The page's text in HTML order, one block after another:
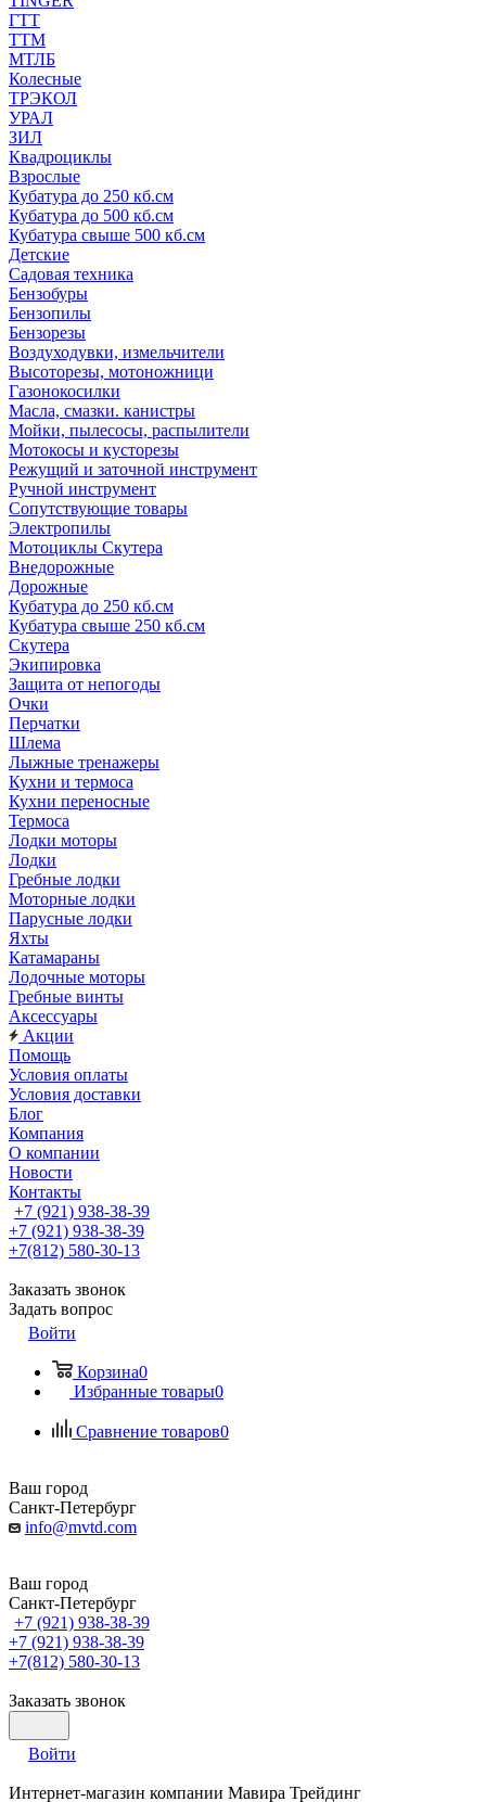
ГТТ
ТТМ
МТЛБ
Колесные
ТРЭКОЛ
УРАЛ
ЗИЛ
Квадроциклы
Взрослые
Кубатура до 250 кб.см
Кубатура до 500 кб.см
Кубатура свыше 500 кб.см
Детские
Садовая техника
Бензобуры
Бензопилы
Бензорезы
Воздуходувки, измельчители
Высоторезы, мотоножници
Газонокосилки
Масла, смазки. канистры
Мойки, пылесосы, распылители
Мотокосы и кусторезы
Режущий и заточной инструмент
Ручной инструмент
Сопутствующие товары
Электропилы
Мотоциклы Скутера
Внедорожные
Дорожные
Кубатура до 250 кб.см
Кубатура свыше 250 кб.см
Скутера
Экипировка
Защита от непогоды
Очки
Перчатки
Шлема
Лыжные тренажеры
Кухни и термоса
Кухни переносные
Термоса
Лодки моторы
Лодки
Гребные лодки
Моторные лодки
Парусные лодки
Яхты
Катамараны
Лодочные моторы
Гребные винты
Аксессуары
Акции
Помощь
Условия оплаты
Условия доставки
Блог
Компания
О компании
Новости
Контакты
+7 (921) 938-38-39
+7 (921) 938-38-39
+7(812) 580-30-13
Заказать звонок
Задать вопрос
Войти
Корзина0
Избранные товары0
Сравнение товаров0
Ваш город
Санкт-Петербург
info@mvtd.com
Ваш город
Санкт-Петербург
+7 (921) 938-38-39
+7 (921) 938-38-39
+7(812) 580-30-13
Заказать звонок
Войти
Интернет-магазин компании Мавира Трейдинг